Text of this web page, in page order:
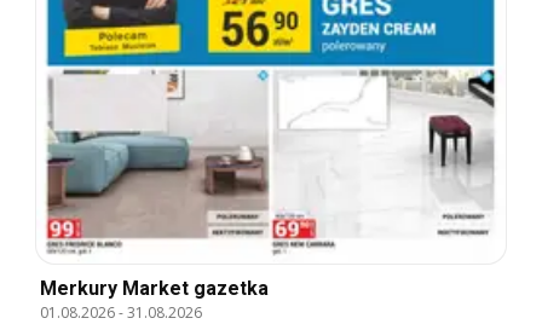
Merkury Market gazetka
01.08.2026-31.08.2026